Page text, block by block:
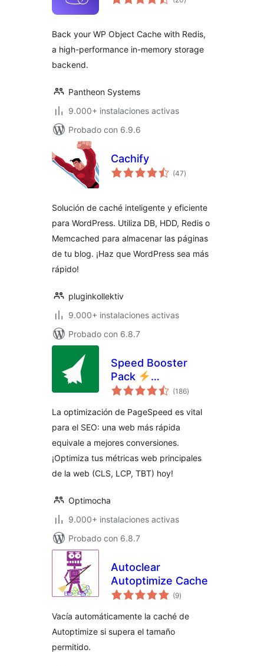
en
Back your WP Object Cache with Redis,
a high-performance in-memory storage
backend.
Pantheon Systems
9.000+ instalaciones activas
Probado con 6.9.6
Cachify
(47valoraciones
en
)
Solución de caché inteligente y eficiente
para WordPress. Utiliza DB, HDD, Redis o
Memcached para almacenar las páginas
de tu blog. ¡Haz que WordPress sea más
rápido!
pluginkollektiv
9.000+ instalaciones activas
Probado con 6.8.7
Speed Booster
Pack
PageSpeed (186valoraciones
en
)
La optimización de PageSpeed es vital
para el SEO: una web más rápida
equivale a mejores conversiones.
¡Optimiza tus métricas web principales
de la web (CLS, LCP, TBT) hoy!
Optimocha
9.000+ instalaciones activas
Probado con 6.8.7
Autoclear
Autoptimize Cache
(9valoraciones
en
)
Vacía automáticamente la caché de
Autoptimize si supera el tamaño
permitido.